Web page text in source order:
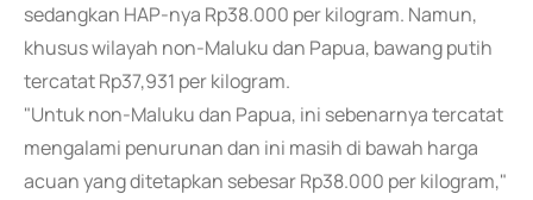
sedangkan HAP-nya Rp38.000 per kilogram. Namun,
khusus wilayah non-Maluku dan Papua, bawang putih
tercatat Rp37,931 per kilogram.
"Untuk non-Maluku dan Papua, ini sebenarnya tercatat
mengalami penurunan dan ini masih di bawah harga
acuan yang ditetapkan sebesar Rp38.000 per kilogram,"